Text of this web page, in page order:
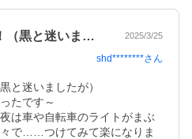
カーキを購入しました！（黒と迷いました… 2025/3/25
shd********さん
と迷いましたが）
たです～
は車や自転車のライトがまぶ
で……つけてみて楽になりま